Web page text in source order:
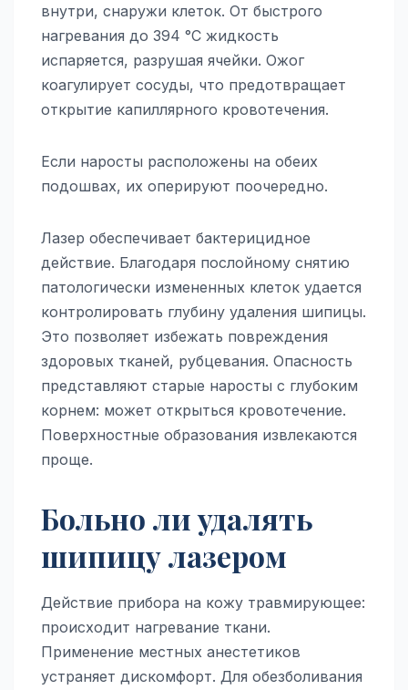
внутри, снаружи клеток. От быстрого
нагревания до 394 °С жидкость
испаряется, разрушая ячейки. Ожог
коагулирует сосуды, что предотвращает
открытие капиллярного кровотечения.
Если наросты расположены на обеих
подошвах, их оперируют поочередно.
Лазер обеспечивает бактерицидное
действие. Благодаря послойному снятию
патологически измененных клеток удается
контролировать глубину удаления шипицы.
Это позволяет избежать повреждения
здоровых тканей, рубцевания. Опасность
представляют старые наросты с глубоким
корнем: может открыться кровотечение.
Поверхностные образования извлекаются
проще.
Больно ли удалять
шипицу лазером
Действие прибора на кожу травмирующее:
происходит нагревание ткани.
Применение местных анестетиков
устраняет дискомфорт. Для обезболивания